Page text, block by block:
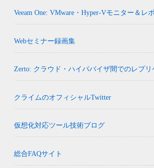
Veeam One: VMware・Hyper-Vモニター＆レ
Webセミナー録画集
Zerto: クラウド・ハイパバイザ間でのレプリ
クライムのオフィシャルTwitter
仮想化対応ツール技術ブログ
総合FAQサイト